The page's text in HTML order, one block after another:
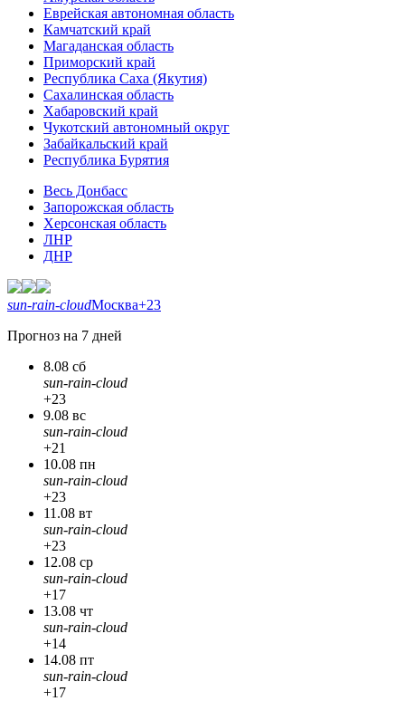
Еврейская автономная область
Камчатский край
Магаданская область
Приморский край
Республика Саха (Якутия)
Сахалинская область
Хабаровский край
Чукотский автономный округ
Забайкальский край
Республика Бурятия
Весь Донбасс
Запорожская область
Херсонская область
ЛНР
ДНР
sun-rain-cloudМосква+23
Прогноз на 7 дней
8.08 сб
sun-rain-cloud
+23
9.08 вс
sun-rain-cloud
+21
10.08 пн
sun-rain-cloud
+23
11.08 вт
sun-rain-cloud
+23
12.08 ср
sun-rain-cloud
+17
13.08 чт
sun-rain-cloud
+14
14.08 пт
sun-rain-cloud
+17